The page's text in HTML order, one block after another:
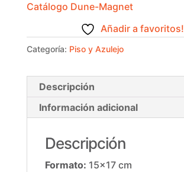
Catálogo Dune-Magnet
Añadir a favoritos!
Categoría: Piso y Azulejo
Descripción
Información adicional
Descripción
Formato: 15×17 cm